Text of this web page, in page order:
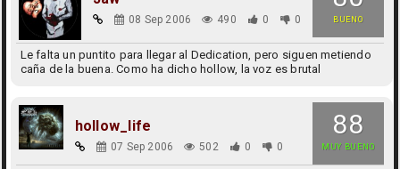
BUENO
08 Sep 2006 490 0 0
Le falta un puntito para llegar al Dedication, pero siguen metiendo
caña de la buena. Como ha dicho hollow, la voz es brutal
88
MUY BUENO
hollow_life
07 Sep 2006 502 0 0